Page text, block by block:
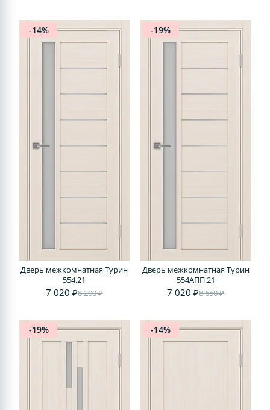
-14%
Дверь межкомнатная Турин
554.21
7 020 ₽8 200 ₽
-19%
Дверь межкомнатная Турин
554АПП.21
7 020 ₽8 650 ₽
-19% -14%